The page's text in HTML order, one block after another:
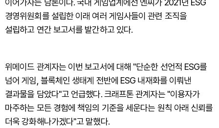
이어가자는 담론이다. 국내 게임업계에선 엔씨가 2021년 ESG
경영위원회를 설립한 이래 여러 게임사들이 관련 조직을
설립하고 연간 보고서를 발간하고 있다.
위메이드 관계자는 이번 보고서에 대해 "단순한 선언적 ESG를
넘어 게임, 블록체인 생태계 전반에 ESG 내재화를 이뤄낸
결과물을 담았다"고 언급했다. 크래프톤 관계자는 "이용자가
마주하는 모든 경험에 책임의 기준을 세운다는 원칙 아래 신뢰를
더욱 강화해나가겠다"고 말했다.